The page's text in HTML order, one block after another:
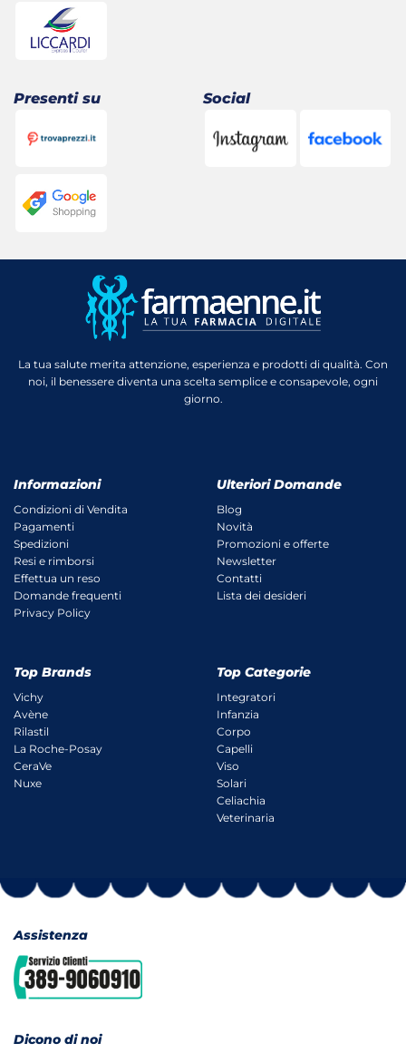
Presenti su Social
La tua salute merita attenzione, esperienza e prodotti di qualità. Con
noi, il benessere diventa una scelta semplice e consapevole, ogni
giorno.
Informazioni
Condizioni di Vendita
Pagamenti
Spedizioni
Resi e rimborsi
Effettua un reso
Domande frequenti
Privacy Policy
Ulteriori Domande
Blog
Novità
Promozioni e offerte
Newsletter
Contatti
Lista dei desideri
Top Brands
Vichy
Avène
Rilastil
La Roche-Posay
CeraVe
Nuxe
Top Categorie
Integratori
Infanzia
Corpo
Capelli
Viso
Solari
Celiachia
Veterinaria
Assistenza
Dicono di noi